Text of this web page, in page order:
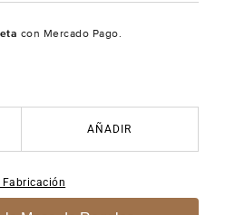
con Mercado Pago.
AÑADIR
Fabricación